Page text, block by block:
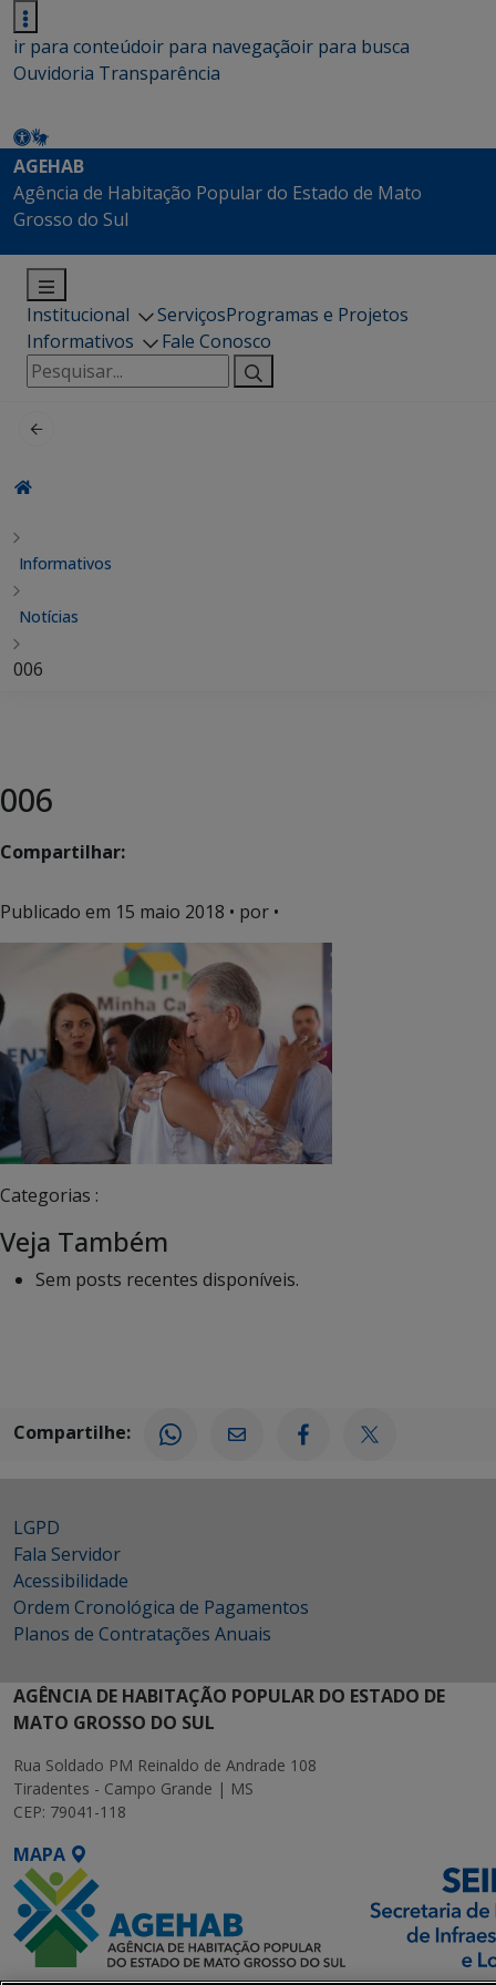
ir para conteúdoir para navegaçãoir para busca
Ouvidoria Transparência
AGEHAB
Agência de Habitação Popular do Estado de Mato
Grosso do Sul
Institucional ServiçosProgramas e Projetos
Informativos
Fale Conosco
Pesquisar
por:
Informativos
Notícias
006
006
Compartilhar:
Publicado em 15 maio 2018 • por •
Categorias :
Veja Também
Sem posts recentes disponíveis.
Compartilhe:
LGPD
Fala Servidor
Acessibilidade
Ordem Cronológica de Pagamentos
Planos de Contratações Anuais
AGÊNCIA DE HABITAÇÃO POPULAR DO ESTADO DE
MATO GROSSO DO SUL
Rua Soldado PM Reinaldo de Andrade 108
Tiradentes - Campo Grande | MS
CEP: 79041-118
MAPA